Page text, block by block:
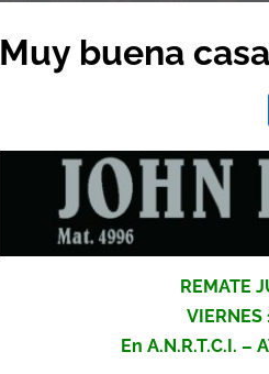
Muy buena
REMATE
VIERNES
En A.N.R.T.C.I. –